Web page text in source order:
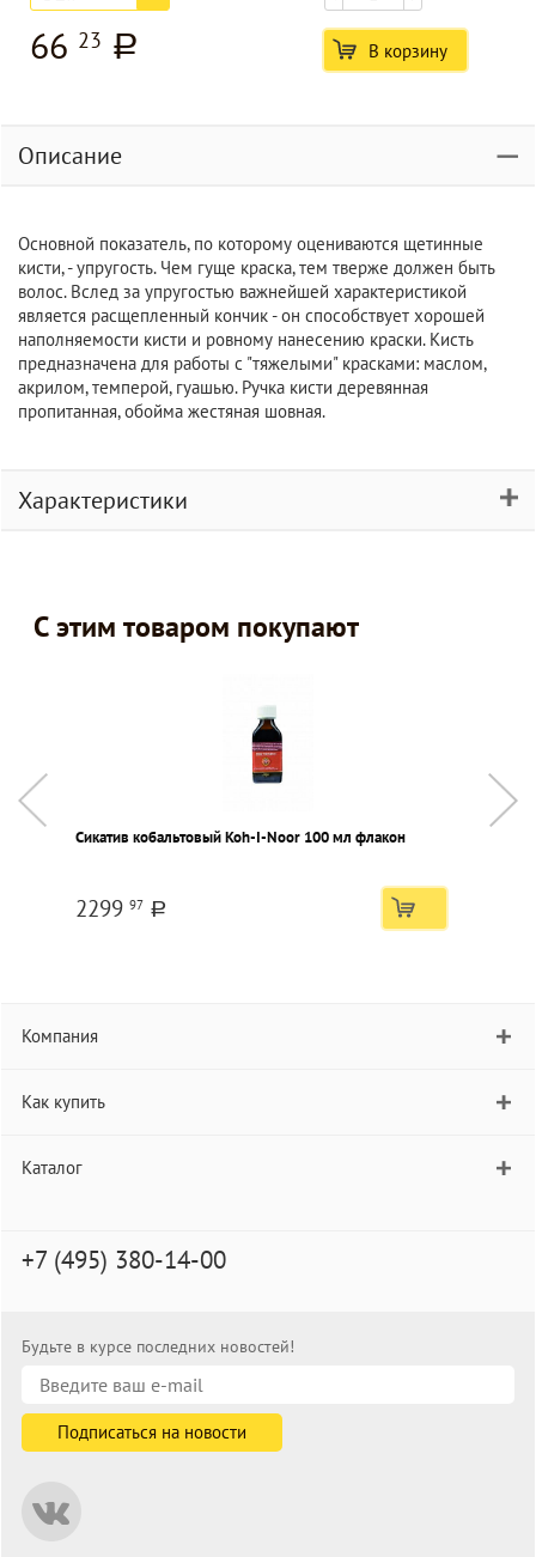
66 23 a В корзину
Описание
Основной показатель, по которому оцениваются щетинные
кисти, - упругость. Чем гуще краска, тем тверже должен быть
волос. Вслед за упругостью важнейшей характеристикой
является расщепленный кончик - он способствует хорошей
наполняемости кисти и ровному нанесению краски. Кисть
предназначена для работы с "тяжелыми" красками: маслом,
акрилом, темперой, гуашью. Ручка кисти деревянная
пропитанная, обойма жестяная шовная.
Характеристики
С этим товаром покупают
Сикатив кобальтовый Koh-I-Noor 100 мл флакон
2299 97 a
Компания
Как купить
Каталог
+7 (495) 380-14-00
Будьте в курсе последних новостей!